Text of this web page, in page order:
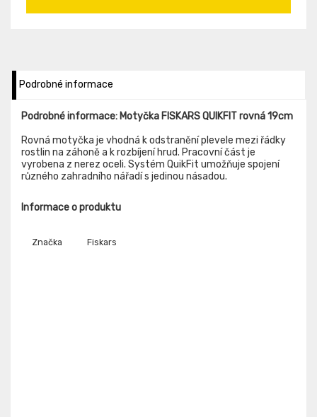
Podrobné informace
Podrobné informace: Motyčka FISKARS QUIKFIT rovná 19cm
Rovná motyčka je vhodná k odstranění plevele mezi řádky
rostlin na záhoně a k rozbíjení hrud. Pracovní část je
vyrobena z nerez oceli. Systém QuikFit umožňuje spojení
různého zahradního nářadí s jedinou násadou.
Informace o produktu
Značka Fiskars